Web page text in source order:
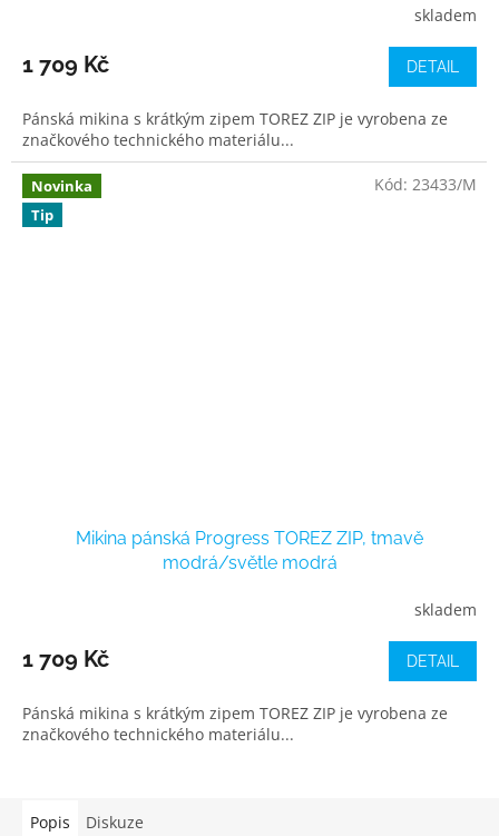
skladem
1 709 Kč DETAIL
Pánská mikina s krátkým zipem TOREZ ZIP je vyrobena ze
značkového technického materiálu...
Novinka
Tip
Mikina pánská Progress TOREZ ZIP, tmavě
modrá/světle modrá
skladem
1 709 Kč DETAIL
Pánská mikina s krátkým zipem TOREZ ZIP je vyrobena ze
značkového technického materiálu...
Kód: 23433/M
Popis Diskuze